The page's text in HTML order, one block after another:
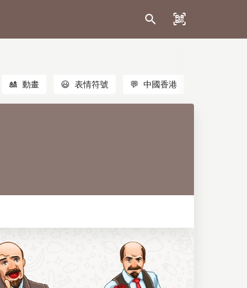
🎎 動畫 😃 表情符號 💬 中國香港